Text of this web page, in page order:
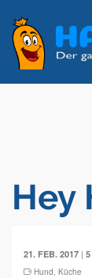
Hey
21. FEB. 2017 |
Hund, Küche